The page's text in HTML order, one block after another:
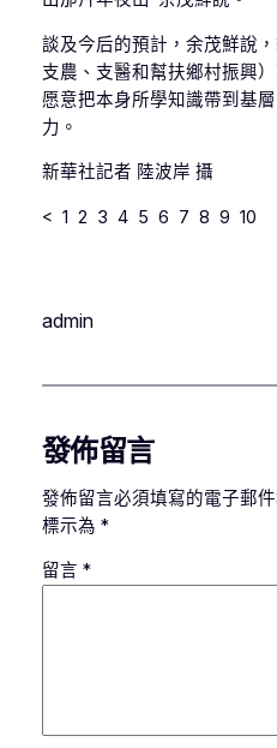
談及今后的預計，余茂鮮說
支農、支醫和幫扶鄉村振興
愿意把本身所學知識帶到基
力。
新華社記者 陸波岸 攝
< 1 2 3 4 5 6 7 8 9 10
admin
發佈留言
發佈留言必須填寫的電子郵
標示為 *
留言 *